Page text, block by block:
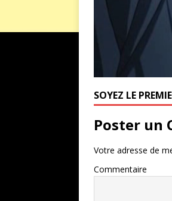
SOYEZ LE
Poster un
Votre adresse de
Commentaire